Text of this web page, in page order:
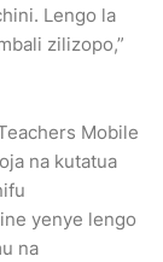
Lengo la
zilizopo,”
Mobile
na kutatua
yenye lengo
na